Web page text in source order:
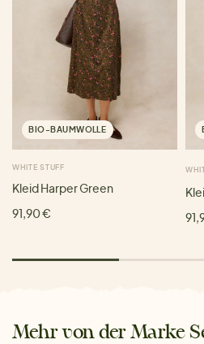
BIO-BAUMWOLLE
WHITE STUFF
Kleid Harper Green
91,90 €
Mehr von der Marke